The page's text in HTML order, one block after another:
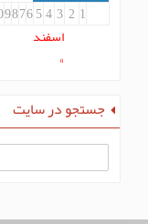
5
6
7
8
9
10
11
12
جستجو در سایت